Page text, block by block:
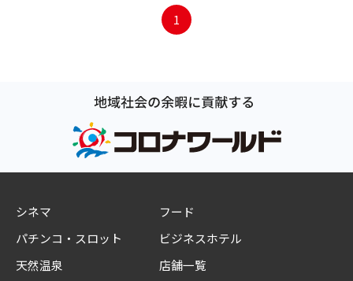
1
シネマ
パチンコ・スロット
天然温泉
フード
ビジネスホテル
店舗一覧